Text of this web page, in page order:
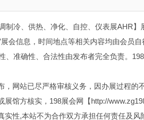
制冷、供热、净化、自控、仪表展AHR】
会信息，时间地点等相关内容均由会员
、准确性、合法性由发布者完全负责。
，网站已尽严格审核义务，因办展过程
展馆方核实，198展会网【http://
实性,本站不为合作双方承担任何责任及风